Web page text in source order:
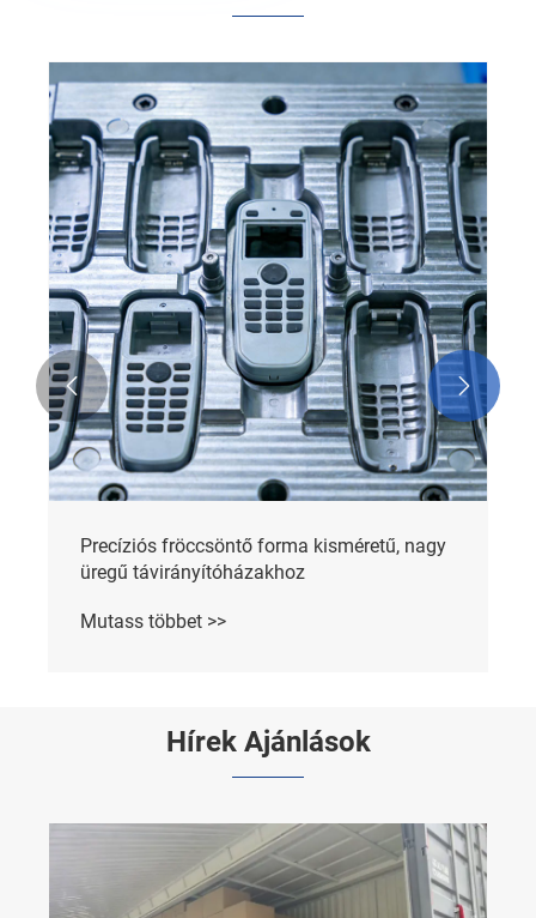
Precíziós fröccsöntő forma kisméretű, nagy
üregű távirányítóházakhoz
Mutass többet >>
 
Hírek Ajánlások
Hogyan válasszuk ki a megfelelő kézi